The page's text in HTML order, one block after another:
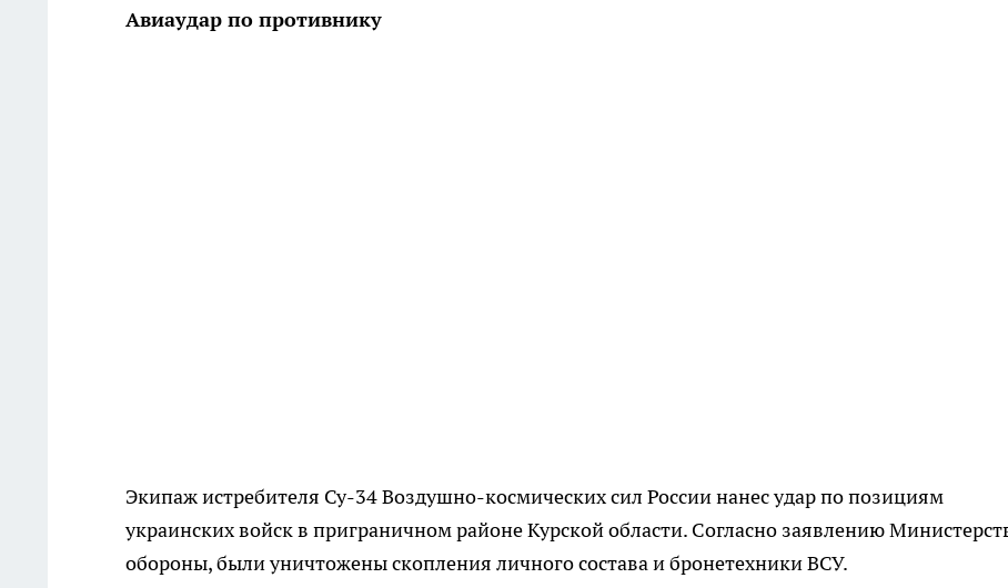
Авиаудар по противнику
Экипаж истребителя Су-34 Воздушно-космических сил России нанес удар по позициям
украинских войск в приграничном районе Курской области. Согласно заявлению
обороны, были уничтожены скопления личного состава и бронетехники ВСУ.